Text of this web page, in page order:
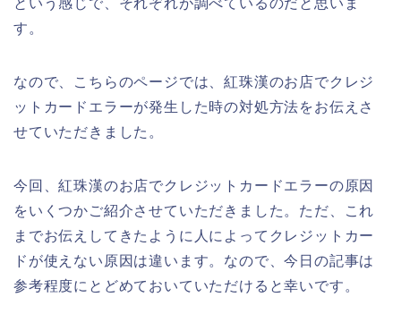
す。
なので、こちらのページでは、紅珠漢のお店でクレジ
ットカードエラーが発生した時の対処方法をお伝えさ
せていただきました。
今回、紅珠漢のお店でクレジットカードエラーの原因
をいくつかご紹介させていただきました。ただ、これ
までお伝えしてきたように人によってクレジットカー
ドが使えない原因は違います。なので、今日の記事は
参考程度にとどめておいていただけると幸いです。